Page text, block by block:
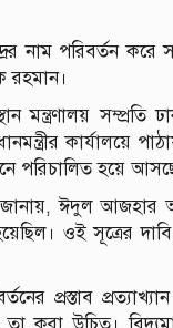
নাম পরিবর্তন করে
রহমান।
মন্ত্রণালয়
কার্যালয়ে
পরিচালিত হয়ে
জানায়, ঈদুল আজহার
ওই সূত্রের
প্রস্তাব